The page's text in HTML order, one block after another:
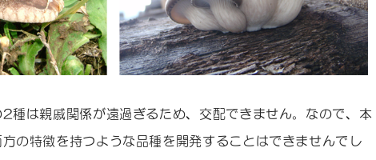
種は親戚関係が遠過ぎるため、交配できません。なので、本
の特徴を持つような品種を開発することはできませんでし